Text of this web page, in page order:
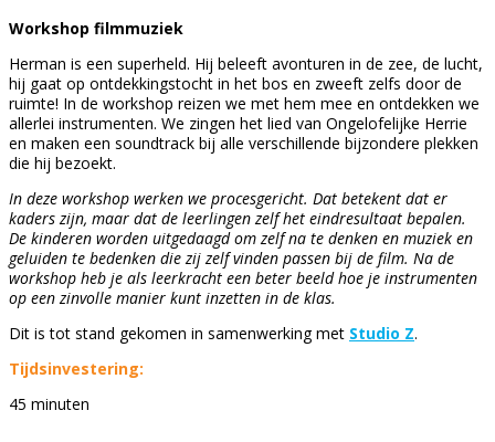
Workshop filmmuziek
Herman is een superheld. Hij beleeft avonturen in de zee, de lucht,
hij gaat op ontdekkingstocht in het bos en zweeft zelfs door de
ruimte! In de workshop reizen we met hem mee en ontdekken we
allerlei instrumenten. We zingen het lied van Ongelofelijke Herrie
en maken een soundtrack bij alle verschillende bijzondere plekken
die hij bezoekt.
In deze workshop werken we procesgericht. Dat betekent dat er
kaders zijn, maar dat de leerlingen zelf het eindresultaat bepalen.
De kinderen worden uitgedaagd om zelf na te denken en muziek en
geluiden te bedenken die zij zelf vinden passen bij de film. Na de
workshop heb je als leerkracht een beter beeld hoe je instrumenten
op een zinvolle manier kunt inzetten in de klas.
Dit is tot stand gekomen in samenwerking met Studio Z.
Tijdsinvestering:
45 minuten